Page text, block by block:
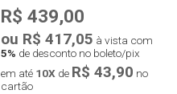
R$ 439,00
ou R$ 417,05 à vista com
5% de desconto no boleto/pix
em até 10X de R$ 43,90 no
cartão